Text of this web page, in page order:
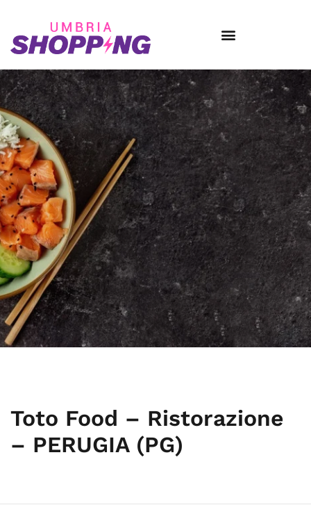
Toto Food – Ristorazione
– PERUGIA (PG)